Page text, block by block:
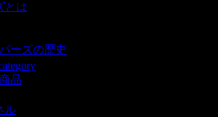
とは
ーズの歴史
品
ル